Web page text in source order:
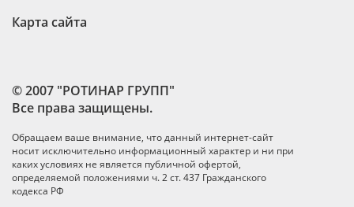
© 2007 "РОТИНАР ГРУПП"
Все права защищены.
Обращаем ваше внимание, что данный интернет-сайт
носит исключительно информационный характер и ни при
каких условиях не является публичной офертой,
определяемой положениями ч. 2 ст. 437 Гражданского
кодекса РФ
Карта сайта